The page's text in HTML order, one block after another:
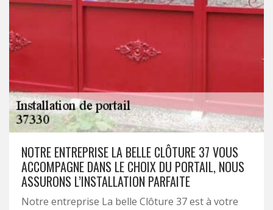
NOTRE ENTREPRISE LA BELLE CLÔTURE 37 VOUS
ACCOMPAGNE DANS LE CHOIX DU PORTAIL, NOUS
ASSURONS L’INSTALLATION PARFAITE
Notre entreprise La belle Clôture 37 est à votre